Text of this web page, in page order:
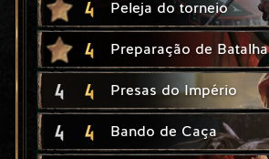
4 Peleja do torneio
4 Preparação de Batalha
4 4 Presas do Império
4 4 Bando de Caça